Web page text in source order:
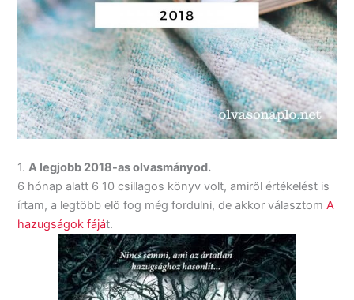
1. A legjobb 2018-as olvasmányod.
6 hónap alatt 6 10 csillagos könyv volt, amiről értékelést is
írtam, a legtöbb elő fog még fordulni, de akkor választom A
hazugságok fáját.